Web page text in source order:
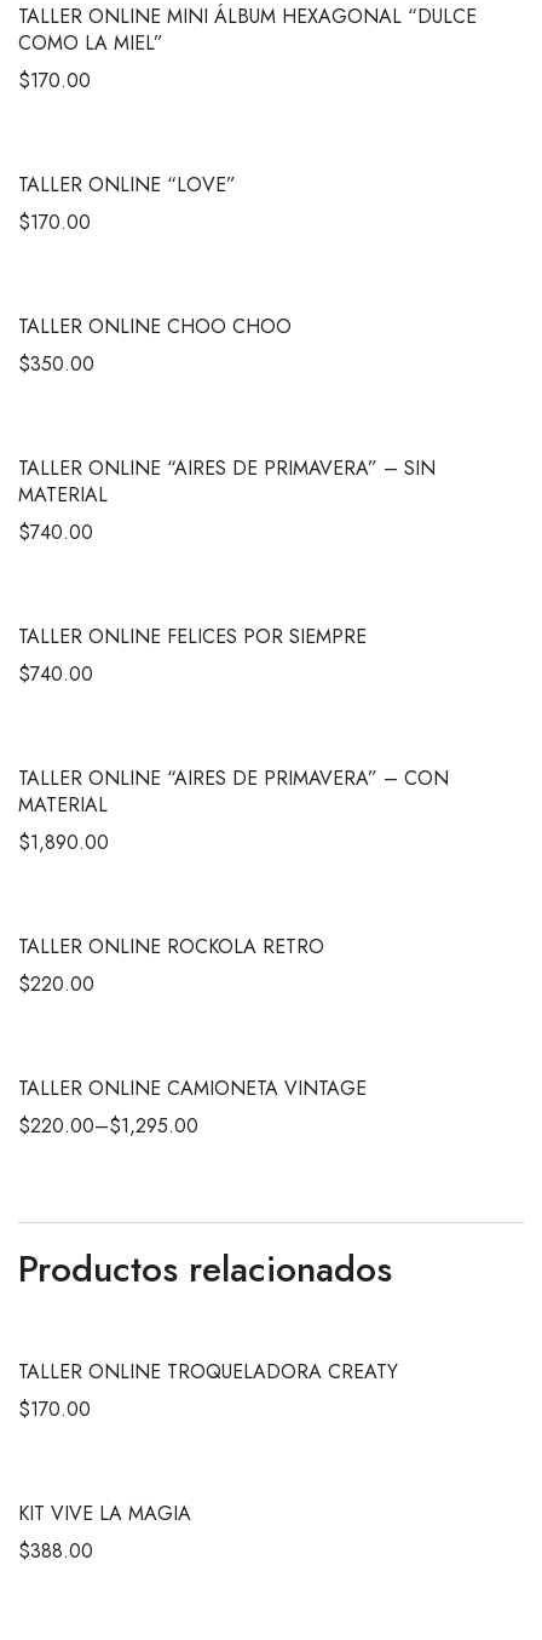
TALLER ONLINE MINI ÁLBUM HEXAGONAL “DULCE
COMO LA MIEL”
$170.00
TALLER ONLINE “LOVE”
$170.00
TALLER ONLINE CHOO CHOO
$350.00
TALLER ONLINE “AIRES DE PRIMAVERA” – SIN
MATERIAL
$740.00
TALLER ONLINE FELICES POR SIEMPRE
$740.00
TALLER ONLINE “AIRES DE PRIMAVERA” – CON
MATERIAL
$1,890.00
TALLER ONLINE ROCKOLA RETRO
$220.00
TALLER ONLINE CAMIONETA VINTAGE
$220.00–$1,295.00
Productos relacionados
TALLER ONLINE TROQUELADORA CREATY
$170.00
KIT VIVE LA MAGIA
$388.00